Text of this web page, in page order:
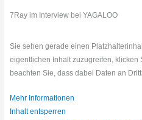
7Ray im Interview bei YAGALOO
Sie sehen gerade einen
eigentlichen Inhalt zuzugreifen, klicken
beachten Sie, dass dabei Daten an
Mehr Informationen
Inhalt entsperren